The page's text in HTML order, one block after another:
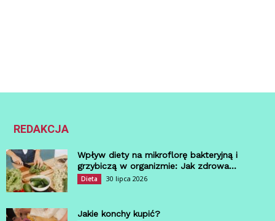
REDAKCJA
Wpływ diety na mikroflorę bakteryjną i
grzybiczą w organizmie: Jak zdrowa...
Dieta 30 lipca 2026
Jakie konchy kupić?